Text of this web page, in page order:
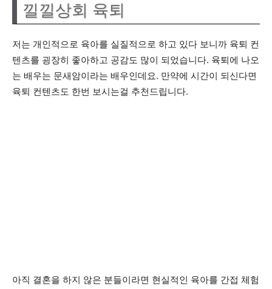
낄낄상회 육퇴
저는 개인적으로 육아를 실질적으로 하고 있다 보니까 육퇴 컨
텐츠를 굉장히 좋아하고 공감도 많이 되었습니다. 육퇴에 나오
는 배우는 문새암이라는 배우인데요. 만약에 시간이 되신다면
육퇴 컨텐츠도 한번 보시는걸 추천드립니다.
아직 결혼을 하지 않은 분들이라면 현실적인 육아를 간접 체험